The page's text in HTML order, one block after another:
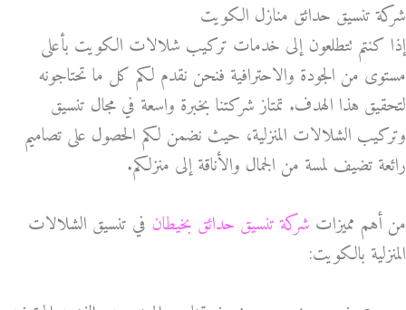
شركة تنسيق حدائق منازل الكويت
إذا كنتم تتطلعون إلى خدمات تركيب شلالات الكويت بأعلى
مستوى من الجودة والاحترافية فنحن نقدم لكم كل ما تحتاجونه
لتحقيق هذا الهدف. تمتاز شركتنا بخبرة واسعة في مجال تنسيق
وتركيب الشلالات المنزلية، حيث نضمن لكم الحصول على تصاميم
رائعة تضيف لمسة من الجمال والأناقة إلى منزلكم.
من أهم مميزات شركة تنسيق حدائق بخيطان في تنسيق الشلالات
المنزلية بالكويت: